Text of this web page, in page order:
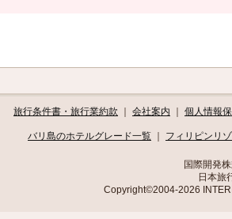
旅行条件書・旅行業約款 会社案内 個人情報
バリ島のホテルグレード一覧 フィリピンリ
国際開発
日本旅
Copyright©2004-2026